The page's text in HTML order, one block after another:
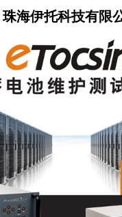
珠海伊托科技有限